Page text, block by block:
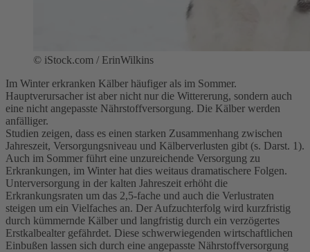
© iStock.com / ErinWilkins
Im Winter erkranken Kälber häufiger als im Sommer.
Hauptverursacher ist aber nicht nur die Wittererung, sondern auch
eine nicht angepasste Nährstoffversorgung. Die Kälber werden
anfälliger.
Studien zeigen, dass es einen starken Zusammenhang zwischen
Jahreszeit, Versorgungsniveau und Kälberverlusten gibt (s. Darst. 1).
Auch im Sommer führt eine unzureichende Versorgung zu
Erkrankungen, im Winter hat dies weitaus dramatischere Folgen.
Unterversorgung in der kalten Jahreszeit erhöht die
Erkrankungsraten um das 2,5-fache und auch die Verlustraten
steigen um ein Vielfaches an. Der Aufzuchterfolg wird kurzfristig
durch kümmernde Kälber und langfristig durch ein verzögertes
Erstkalbealter gefährdet. Diese schwerwiegenden wirtschaftlichen
Einbußen lassen sich durch eine angepasste Nährstoffversorgung